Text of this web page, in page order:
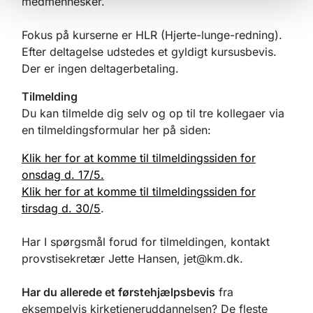
Fokus på kurserne er HLR (Hjerte-lunge-redning).
Efter deltagelse udstedes et gyldigt kursusbevis.
Der er ingen deltagerbetaling.
Tilmelding
Du kan tilmelde dig selv og op til tre kollegaer via
en tilmeldingsformular her på siden:
Klik her for at komme til tilmeldingssiden for
onsdag d. 17/5.
Klik her for at komme til tilmeldingssiden for
tirsdag d. 30/5.
Har I spørgsmål forud for tilmeldingen, kontakt
provstisekretær Jette Hansen, jet@km.dk.
Har du allerede et førstehjælpsbevis fra
eksempelvis kirketjeneruddannelsen? De fleste